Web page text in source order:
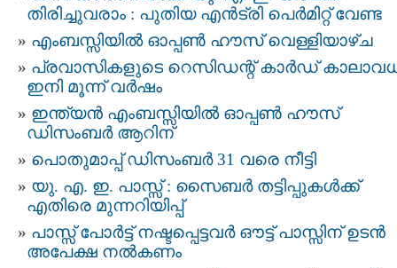
തിരിച്ചുവരാം : പുതിയ എൻട്രി പെർമിറ്റ് വേണ്ട
എംബസ്സിയിൽ ഓപ്പൺ ഹൗസ് വെള്ളിയാഴ്ച
പ്രവാസികളുടെ റെസിഡന്റ് കാർഡ്
ഇനി മൂന്ന് വർഷം
ഇന്ത്യന്‍ എംബസ്സിയിൽ ഓപ്പൺ ഹൗസ്
ഡിസംബര്‍ ആറിന്
പൊതുമാപ്പ് ഡിസംബർ 31 വരെ നീട്ടി
യു. എ. ഇ. പാസ്സ് : സൈബർ തട്ടിപ്പുകൾക്ക്
എതിരെ മുന്നറിയിപ്പ്
പാസ്സ് പോർട്ട് നഷ്ടപ്പെട്ടവര്‍ ഔട്ട് പാസ്സിന് ഉടൻ
അപേക്ഷ നല്‍കണം